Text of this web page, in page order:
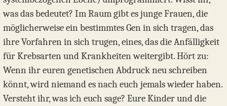
was das bedeutet? Im Raum gibt es junge Frauen, die
möglicherweise ein bestimmtes Gen in sich tragen, das
ihre Vorfahren in sich trugen, eines, das die Anfälligkeit
für Krebsarten und Krankheiten weitergibt. Hört zu:
Wenn ihr euren genetischen Abdruck neu schreiben
könnt, wird niemand es nach euch jemals wieder haben.
Versteht ihr, was ich euch sage? Eure Kinder und die